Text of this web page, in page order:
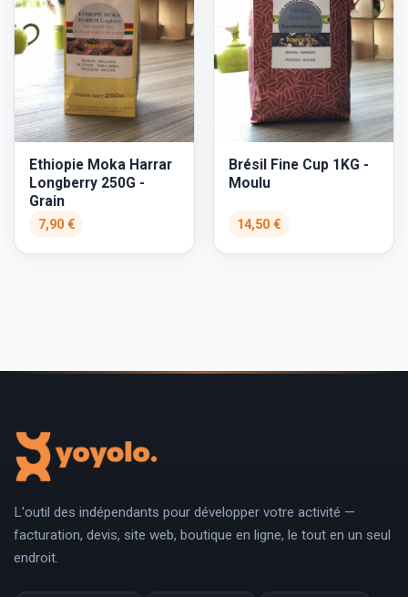
Ethiopie Moka Harrar
Longberry 250G -
Grain
7,90 €
Brésil Fine Cup 1KG -
Moulu
14,50 €
L'outil des indépendants pour développer votre activité —
facturation, devis, site web, boutique en ligne, le tout en un seul
endroit.